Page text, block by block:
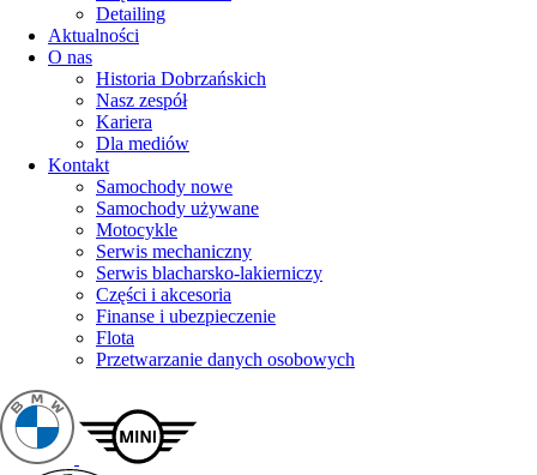
Detailing
Aktualności
O nas
Historia Dobrzańskich
Nasz zespół
Kariera
Dla mediów
Kontakt
Samochody nowe
Samochody używane
Motocykle
Serwis mechaniczny
Serwis blacharsko-lakierniczy
Części i akcesoria
Finanse i ubezpieczenie
Flota
Przetwarzanie danych osobowych